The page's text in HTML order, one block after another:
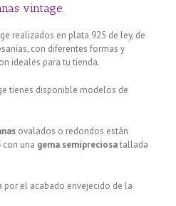
vintage.
realizados en plata 925 de ley, de
con diferentes formas y
ideales para tu tienda.
tienes disponible modelos de
ovalados o redondos están
con una gema semipreciosatallada
por el acabado envejecido de la